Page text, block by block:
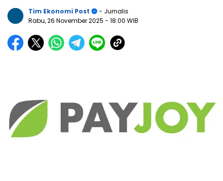
Tim Ekonomi Post
- Jurnalis
Rabu, 26 November 2025 - 18:00 WIB